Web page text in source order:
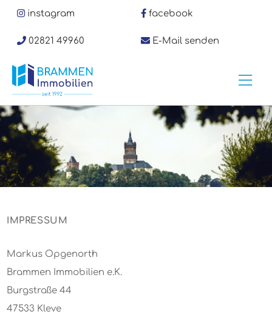
Zum
springen02821 49960 E-Mail senden
instagram facebook
IMPRESSUM
Markus Opgenorth
Brammen Immobilien e.K.
Burgstraße 44
47533 Kleve